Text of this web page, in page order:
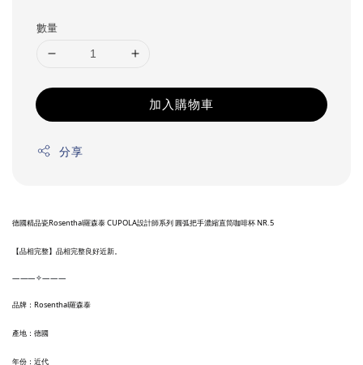
數量
加入購物車
分享
德國精品瓷Rosenthal羅森泰 CUPOLA設計師系列 圓弧把手濃縮直筒咖啡杯 NR.5
【品相完整】品相完整良好近新。
———✧———
品牌：Rosenthal羅森泰
產地：德國
年份：近代